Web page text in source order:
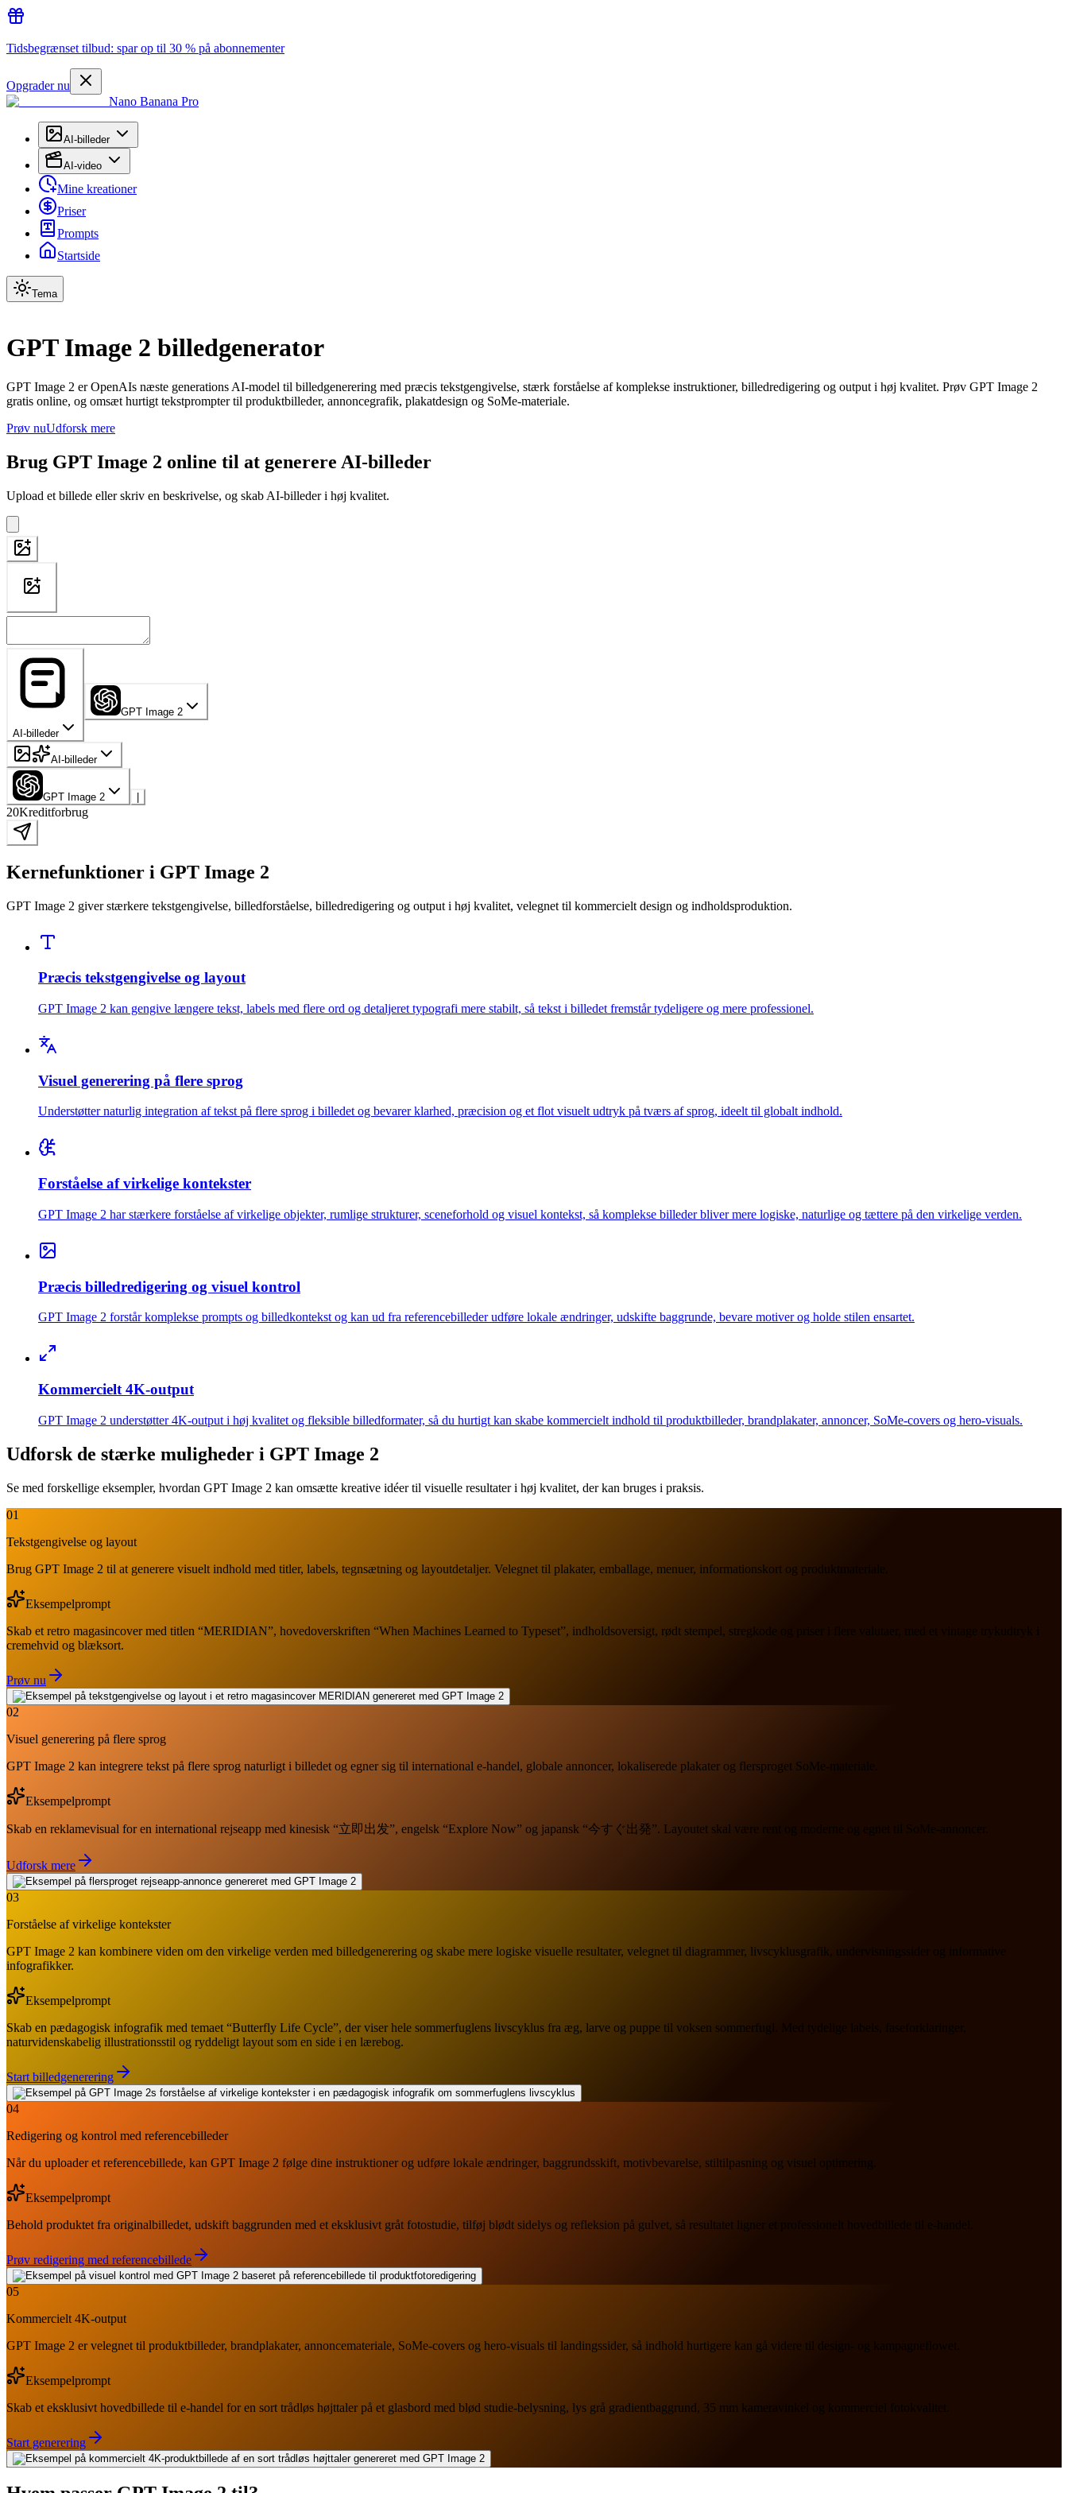
Tidsbegrænset tilbud: spar op til 30 % på abonnementer
Opgrader nu
Nano Banana Pro
AI-billeder
AI-video
Mine kreationer
Priser
Prompts
Startside
Tema
GPT Image 2 billedgenerator
GPT Image 2 er OpenAIs næste generations AI-model til billedgenerering med præcis tekstgengivelse, stærk forståelse af komplekse instruktioner, billedredigering og output i høj kvalitet. Prøv GPT Image 2
gratis online, og omsæt hurtigt tekstprompter til produktbilleder, annoncegrafik, plakatdesign og SoMe-materiale.
Prøv nuUdforsk mere
Brug GPT Image 2 online til at generere AI-billeder
Upload et billede eller skriv en beskrivelse, og skab AI-billeder i høj kvalitet.
AI-billeder
GPT Image 2
AI-billeder
GPT Image 2 |
20Kreditforbrug
Kernefunktioner i GPT Image 2
GPT Image 2 giver stærkere tekstgengivelse, billedforståelse, billedredigering og output i høj kvalitet, velegnet til kommercielt design og indholdsproduktion.
Præcis tekstgengivelse og layout
GPT Image 2 kan gengive længere tekst, labels med flere ord og detaljeret typografi mere stabilt, så tekst i billedet fremstår tydeligere og mere professionel.
Visuel generering på flere sprog
Understøtter naturlig integration af tekst på flere sprog i billedet og bevarer klarhed, præcision og et flot visuelt udtryk på tværs af sprog, ideelt til globalt indhold.
Forståelse af virkelige kontekster
GPT Image 2 har stærkere forståelse af virkelige objekter, rumlige strukturer, sceneforhold og visuel kontekst, så komplekse billeder bliver mere logiske, naturlige og tættere på den virkelige verden.
Præcis billedredigering og visuel kontrol
GPT Image 2 forstår komplekse prompts og billedkontekst og kan ud fra referencebilleder udføre lokale ændringer, udskifte baggrunde, bevare motiver og holde stilen ensartet.
Kommercielt 4K-output
GPT Image 2 understøtter 4K-output i høj kvalitet og fleksible billedformater, så du hurtigt kan skabe kommercielt indhold til produktbilleder, brandplakater, annoncer, SoMe-covers og hero-visuals.
Udforsk de stærke muligheder i GPT Image 2
Se med forskellige eksempler, hvordan GPT Image 2 kan omsætte kreative idéer til visuelle resultater i høj kvalitet, der kan bruges i praksis.
01
Tekstgengivelse og layout
Brug GPT Image 2 til at generere visuelt indhold med titler, labels, tegnsætning og layoutdetaljer. Velegnet til plakater, emballage, menuer, informationskort og produktmateriale.
Eksempelprompt
Skab et retro magasincover med titlen “MERIDIAN”, hovedoverskriften “When Machines Learned to Typeset”, indholdsoversigt, rødt stempel, stregkode og priser i flere valutaer, med et vintage trykudtryk i
cremehvid og blæksort.
Prøv nu
02
Visuel generering på flere sprog
GPT Image 2 kan integrere tekst på flere sprog naturligt i billedet og egner sig til international e-handel, globale annoncer, lokaliserede plakater og flersproget SoMe-materiale.
Eksempelprompt
Skab en reklamevisual for en international rejseapp med kinesisk “立即出发”, engelsk “Explore Now” og japansk “今すぐ出発”. Layoutet skal være rent og moderne og egnet til SoMe-annoncer.
Udforsk mere
03
Forståelse af virkelige kontekster
GPT Image 2 kan kombinere viden om den virkelige verden med billedgenerering og skabe mere logiske visuelle resultater, velegnet til diagrammer, livscyklusgrafik, undervisningssider og informative
infografikker.
Eksempelprompt
Skab en pædagogisk infografik med temaet “Butterfly Life Cycle”, der viser hele sommerfuglens livscyklus fra æg, larve og puppe til voksen sommerfugl. Med tydelige labels, faseforklaringer,
naturvidenskabelig illustrationsstil og ryddeligt layout som en side i en lærebog.
Start billedgenerering
04
Redigering og kontrol med referencebilleder
Når du uploader et referencebillede, kan GPT Image 2 følge dine instruktioner og udføre lokale ændringer, baggrundsskift, motivbevarelse, stiltilpasning og visuel optimering.
Eksempelprompt
Behold produktet fra originalbilledet, udskift baggrunden med et eksklusivt gråt fotostudie, tilføj blødt sidelys og refleksion på gulvet, så resultatet ligner et professionelt hovedbillede til e-handel.
Prøv redigering med referencebillede
05
Kommercielt 4K-output
GPT Image 2 er velegnet til produktbilleder, brandplakater, annoncemateriale, SoMe-covers og hero-visuals til landingssider, så indhold hurtigere kan gå videre til design- og kampagneflowet.
Eksempelprompt
Skab et eksklusivt hovedbillede til e-handel for en sort trådløs højttaler på et glasbord med blød studie-belysning, lys grå gradientbaggrund, 35 mm kameravinkel og kommerciel fotokvalitet.
Start generering